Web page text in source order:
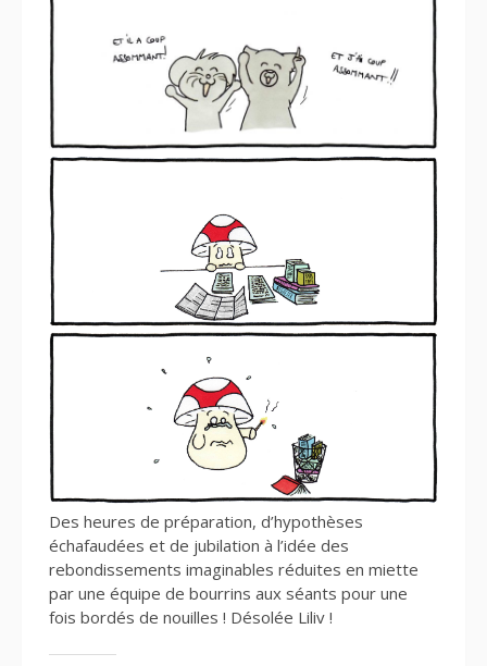
Des heures de préparation, d’hypothèses
échafaudées et de jubilation à l’idée des
rebondissements imaginables réduites en miette
par une équipe de bourrins aux séants pour une
fois bordés de nouilles ! Désolée Liliv !